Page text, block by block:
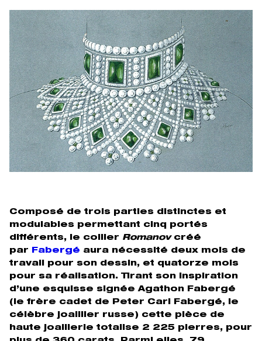
Composé de trois parties distinctes et
modulables permettant cinq portés
différents, le collier Romanovcréé
par Fabergé aura nécessité deux mois de
travail pour son dessin, et quatorze mois
pour sa réalisation. Tirant son inspiration
d’une esquisse signée Agathon Fabergé
(le frère cadet de Peter Carl Fabergé, le
célèbre joaillier russe) cette pièce de
haute joaillerie totalise 2 225 pierres, pour